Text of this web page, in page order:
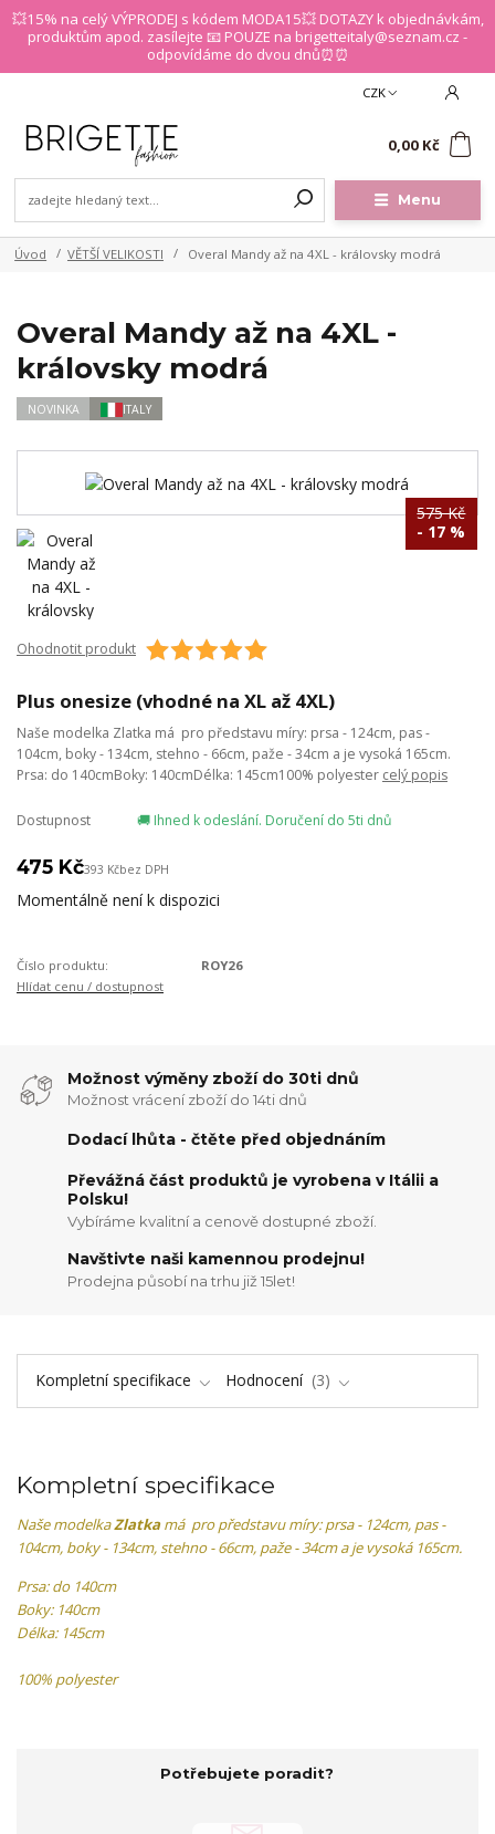
💥15% na celý VÝPRODEJ s kódem MODA15💥 DOTAZY k objednávkám,
produktům apod. zasílejte 📧 POUZE na brigetteitaly@seznam.cz -
odpovídáme do dvou dnů⏰⏰
Menu
CZK
0,00 Kč
Úvod VĚTŠÍ VELIKOSTI Overal Mandy až na 4XL - královsky modrá
Overal Mandy až na 4XL -
královsky modrá
NOVINKA ITALY
575 Kč
- 17 %
Ohodnotit produkt
Plus onesize (vhodné na XL až 4XL)
Naše modelka Zlatka má pro představu míry: prsa - 124cm, pas -
104cm, boky - 134cm, stehno - 66cm, paže - 34cm a je vysoká 165cm.
Prsa: do 140cmBoky: 140cmDélka: 145cm100% polyester celý popis
Dostupnost 🚚 Ihned k odeslání. Doručení do 5ti dnů
475 Kč393 Kčbez DPH
Momentálně není k dispozici
Číslo produktu:
ROY26
Hlídat cenu / dostupnost
Možnost výměny zboží do 30ti dnů
Možnost vrácení zboží do 14ti dnů
Dodací lhůta - čtěte před objednáním
Převážná část produktů je vyrobena v Itálii a
Polsku!
Vybíráme kvalitní a cenově dostupné zboží.
Navštivte naši kamennou prodejnu!
Prodejna působí na trhu již 15let!
Kompletní specifikace Hodnocení 3
Kompletní specifikace
Naše modelkaZlatkamá pro představu míry: prsa - 124cm, pas -
104cm, boky - 134cm, stehno - 66cm, paže - 34cm a je vysoká 165cm.
Prsa: do 140cm
Boky: 140cm
Délka: 145cm
100% polyester
Potřebujete poradit?